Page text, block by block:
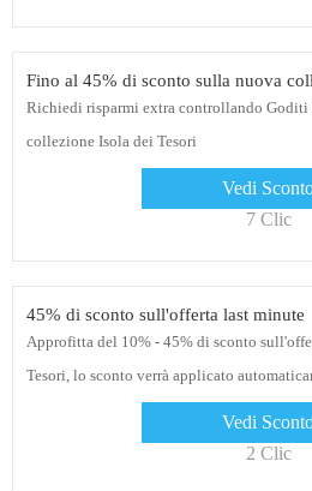
Fino al 45% di sconto sulla nuova
Richiedi risparmi extra controllando
collezione Isola dei Tesori
Vedi
7 Clic
45% di sconto sull'offerta last minute
Approfitta del 10% - 45% di sconto
Tesori, lo sconto verrà applicato
Vedi
2 Clic